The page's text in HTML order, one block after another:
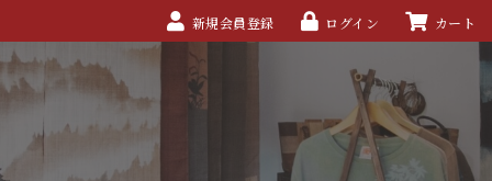
新規会員登録 ログイン カート